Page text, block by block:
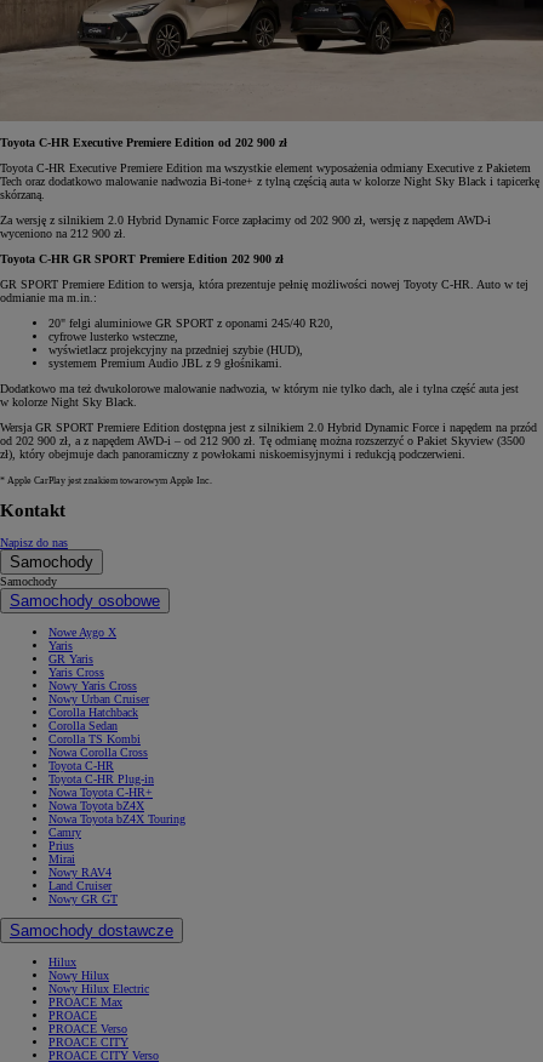
Toyota C-HR Executive Premiere Edition od 202 900 zł
Toyota C-HR Executive Premiere Edition ma wszystkie element wyposażenia odmiany Executive z Pakietem
Tech oraz dodatkowo malowanie nadwozia Bi-tone+ z tylną częścią auta w kolorze Night Sky Black i tapicerkę
skórzaną.
Za wersję z silnikiem 2.0 Hybrid Dynamic Force zapłacimy od 202 900 zł, wersję z napędem AWD-i
wyceniono na 212 900 zł.
Toyota C-HR GR SPORT Premiere Edition 202 900 zł
GR SPORT Premiere Edition to wersja, która prezentuje pełnię możliwości nowej Toyoty C-HR. Auto w tej
odmianie ma m.in.:
20" felgi aluminiowe GR SPORT z oponami 245/40 R20,
cyfrowe lusterko wsteczne,
wyświetlacz projekcyjny na przedniej szybie (HUD),
systemem Premium Audio JBL z 9 głośnikami.
Dodatkowo ma też dwukolorowe malowanie nadwozia, w którym nie tylko dach, ale i tylna część auta jest
w kolorze Night Sky Black.
Wersja GR SPORT Premiere Edition dostępna jest z silnikiem 2.0 Hybrid Dynamic Force i napędem na przód
od 202 900 zł, a z napędem AWD-i – od 212 900 zł. Tę odmianę można rozszerzyć o Pakiet Skyview (3500
zł), który obejmuje dach panoramiczny z powłokami niskoemisyjnymi i redukcją podczerwieni.
* Apple CarPlay jest znakiem towarowym Apple Inc.
Kontakt
Napisz do nas
Samochody
Samochody
Samochody osobowe
Nowe Aygo X
Yaris
GR Yaris
Yaris Cross
Nowy Yaris Cross
Nowy Urban Cruiser
Corolla Hatchback
Corolla Sedan
Corolla TS Kombi
Nowa Corolla Cross
Toyota C-HR
Toyota C-HR Plug-in
Nowa Toyota C-HR+
Nowa Toyota bZ4X
Nowa Toyota bZ4X Touring
Camry
Prius
Mirai
Nowy RAV4
Land Cruiser
Nowy GR GT
Samochody dostawcze
Hilux
Nowy Hilux
Nowy Hilux Electric
PROACE Max
PROACE
PROACE Verso
PROACE CITY
PROACE CITY Verso